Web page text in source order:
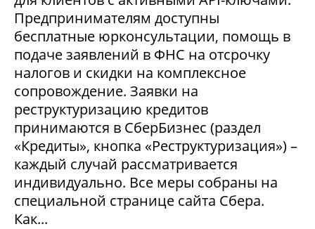
Предпринимателям доступны
бесплатные юрконсультации, помощь в
подаче заявлений в ФНС на отсрочку
налогов и скидки на комплексное
сопровождение. Заявки на
реструктуризацию кредитов
принимаются в СберБизнес (раздел
«Кредиты», кнопка «Реструктуризация») –
каждый случай рассматривается
индивидуально. Все меры собраны на
специальной странице сайта Сбера.
Как...